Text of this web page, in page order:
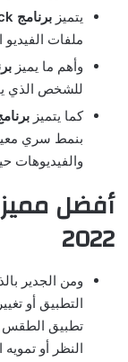
يتميز برنامج
ملفات
وأهم ما يميز
للشخص الذي
كما يتميز
بنمط سري
والفيديوهات
أفضل
2022
ومن الجدير
التطبيق أو
تطبيق الطقس
النظر أو